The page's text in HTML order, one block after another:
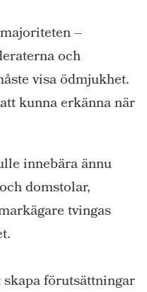
–
och
visa ödmjukhet.
kunna erkänna när
innebära ännu
domstolar,
tvingas
förutsättningar